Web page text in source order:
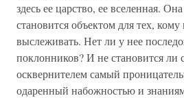
здесь ее царство, ее вселенная.
становится объектом для тех,
выслеживать. Нет ли у нее
поклонников? И не становится
осквернителем самый
одаренный набожностью и